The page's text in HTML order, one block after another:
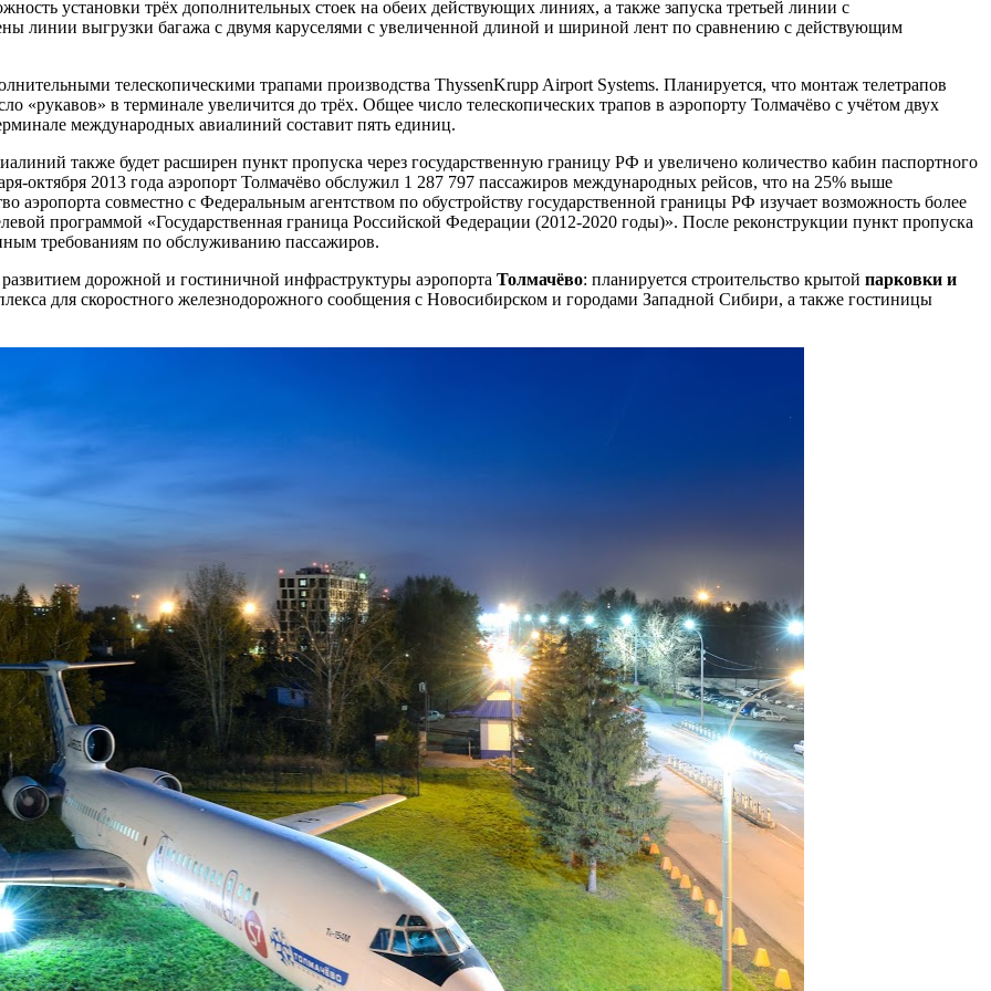
установки трёх дополнительных стоек на обеих действующих линиях, а также запуска третьей линии с
линии выгрузки багажа с двумя каруселями с увеличенной длиной и шириной лент по сравнению с действующим
телескопическими трапами производства ThyssenKrupp Airport Systems. Планируется, что монтаж телетрапов
«рукавов» в терминале увеличится до трёх. Общее число телескопических трапов в аэропорту Толмачёво с учётом двух
международных авиалиний составит пять единиц.
также будет расширен пункт пропуска через государственную границу РФ и увеличено количество кабин паспортного
октября 2013 года аэропорт Толмачёво обслужил 1 287 797 пассажиров международных рейсов, что на 25% выше
аэропорта совместно с Федеральным агентством по обустройству государственной границы РФ изучает возможность более
программой «Государственная граница Российской Федерации (2012-2020 годы)». После реконструкции пункт пропуска
требованиям по обслуживанию пассажиров.
дорожной и гостиничной инфраструктуры аэропорта Толмачёво: планируется строительство крытой парковки и
для скоростного железнодорожного сообщения с Новосибирском и городами Западной Сибири, а также гостиницы